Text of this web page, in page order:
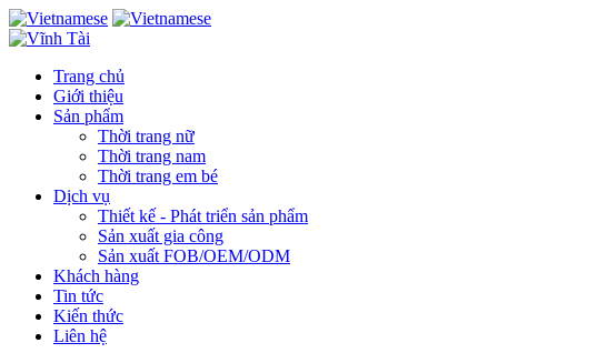
Trang chủ
Giới thiệu
Sản phẩm
Thời trang nữ
Thời trang nam
Thời trang em bé
Dịch vụ
Thiết kế - Phát triển sản phẩm
Sản xuất gia công
Sản xuất FOB/OEM/ODM
Khách hàng
Tin tức
Kiến thức
Liên hệ